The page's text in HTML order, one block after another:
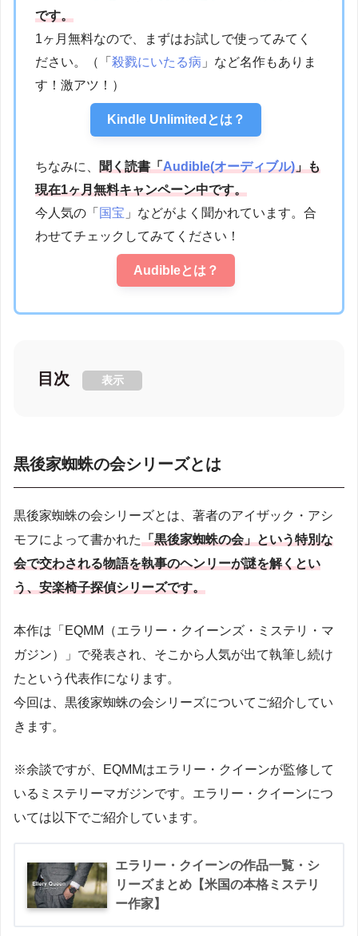
です。
1ヶ月無料なので、まずはお試しで使ってみてく
ださい。（「 殺戮にいたる病 」など名作もありま
す！激アツ！）
Kindle Unlimitedとは？
ちなみに、 聞く読書「Audible(オーディブル)」も
現在1ヶ月無料キャンペーン中です。
今人気の「 国宝 」などがよく聞かれています。合
わせてチェックしてみてください！
Audibleとは？
目次 表示
黒後家蜘蛛の会シリーズとは
黒後家蜘蛛の会シリーズとは、著者のアイザック・アシ
モフによって書かれた「黒後家蜘蛛の会」という特別な
会で交わされる物語を執事のヘンリーが謎を解くとい
う、安楽椅子探偵シリーズです。
本作は「EQMM（エラリー・クイーンズ・ミステリ・マ
ガジン）」で発表され、そこから人気が出て執筆し続け
たという代表作になります。
今回は、黒後家蜘蛛の会シリーズについてご紹介してい
きます。
※余談ですが、EQMMはエラリー・クイーンが監修して
いるミステリーマガジンです。エラリー・クイーンにつ
いては以下でご紹介しています。
エラリー・クイーンの作品一覧・シ
リーズまとめ【米国の本格ミステリ
ー作家】